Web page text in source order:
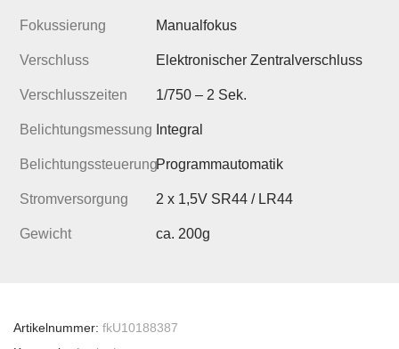
Fokussierung Manualfokus
Verschluss Elektronischer Zentralverschluss
Verschlusszeiten 1/750 – 2 Sek.
Belichtungsmessung Integral
BelichtungssteuerungProgrammautomatik
Stromversorgung 2 x 1,5V SR44 / LR44
Gewicht ca. 200g
Artikelnummer: fkU10188387